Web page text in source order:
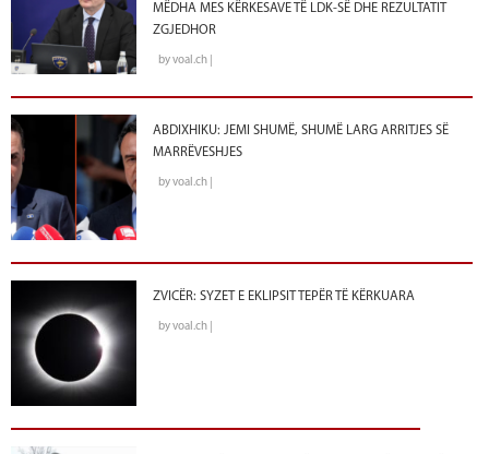
MËDHA MES KËRKESAVE TË LDK-SË DHE REZULTATIT
ZGJEDHOR
by voal.ch |
ABDIXHIKU: JEMI SHUMË, SHUMË LARG ARRITJES SË
MARRËVESHJES
by voal.ch |
ZVICËR: SYZET E EKLIPSIT TEPËR TË KËRKUARA
by voal.ch |